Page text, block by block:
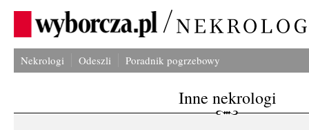
Nekrologi Odeszli Poradnik pogrzebowy
Inne nekrologi